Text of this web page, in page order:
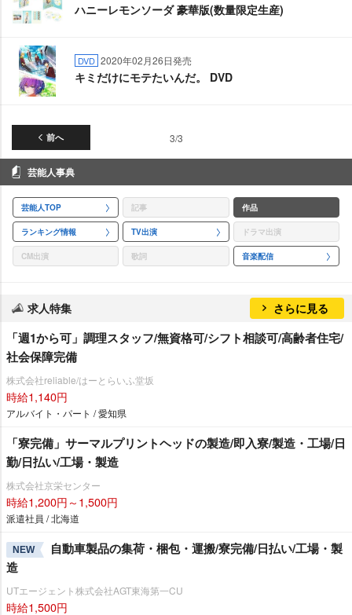
ハニーレモンソーダ 豪華版(数量限定生産)
DVD 2020年02月26日発売
キミだけにモテたいんだ。 DVD
前へ 3/3
芸能人事典
芸能人TOP 記事 作品
ランキング情報 TV出演 ドラマ出演
CM出演 歌詞 音楽配信
求人特集 さらに見る
「週1から可」調理スタッフ/無資格可/シフト相談可/高齢者住宅/
社会保障完備
株式会社reliable/はーとらいふ堂坂
時給1,140円
アルバイト・パート / 愛知県
「寮完備」サーマルプリントヘッドの製造/即入寮/製造・工場/日
勤/日払い/工場・製造
株式会社京栄センター
時給1,200円～1,500円
派遣社員 / 北海道
NEW
自動車製品の集荷・梱包・運搬/寮完備/日払い/工場・製
造
UTエージェント株式会社AGT東海第一CU
時給1,500円